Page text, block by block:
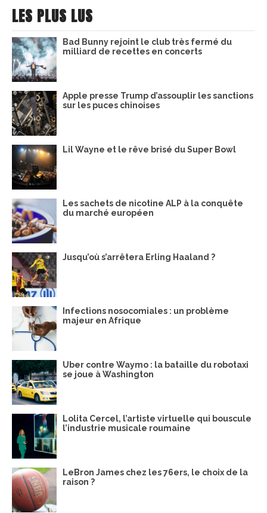
LES PLUS LUS
Bad Bunny rejoint le club très fermé du
milliard de recettes en concerts
Apple presse Trump d’assouplir les sanctions
sur les puces chinoises
Lil Wayne et le rêve brisé du Super Bowl
Les sachets de nicotine ALP à la conquête
du marché européen
Jusqu’où s’arrêtera Erling Haaland ?
Infections nosocomiales : un problème
majeur en Afrique
Uber contre Waymo : la bataille du robotaxi
se joue à Washington
Lolita Cercel, l’artiste virtuelle qui bouscule
l’industrie musicale roumaine
LeBron James chez les 76ers, le choix de la
raison ?